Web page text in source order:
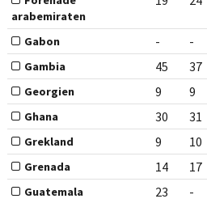
arabemiraten
Gabon - -
Gambia 45 37
Georgien 9 9
Ghana 30 31
Grekland 9 10
Grenada 14 17
Guatemala 23 -